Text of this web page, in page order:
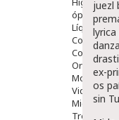
óptica
Líquidos
Colirios
Ortopedia
Movilidad
Vida Diaria
Miembro
Tronco
juezl
ex-
os
sin